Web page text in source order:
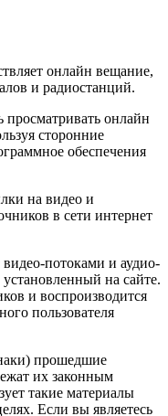
онлайн вещание,
и радиостанций.
просматривать онлайн
сторонние
обеспечения
на видео и
в сети интернет
потоками и аудио-
на сайте.
и воспроизводится
пользователя
прошедшие
их законным
такие материалы
Если вы являетесь